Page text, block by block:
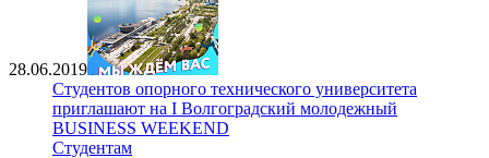
28.06.2019
Студентов опорного технического университета
приглашают на I Волгоградский молодежный
BUSINESS WEEKEND
Студентам